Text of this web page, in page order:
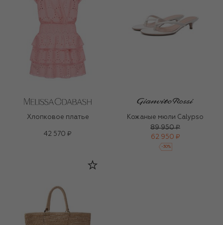
Хлопковое платье
42 570 ₽
Кожаные мюли Calypso
89 950 ₽
62 950 ₽
-30%